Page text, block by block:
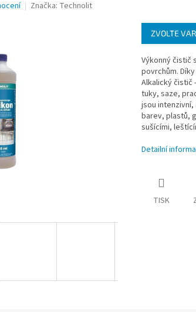
Značka: Technolit
ZVOLTE
Výkonný čistič
povrchům.
Alkalický čistič
tuky, saze,
jsou
barev, plastů,
sušícími,
Detailní
TISK